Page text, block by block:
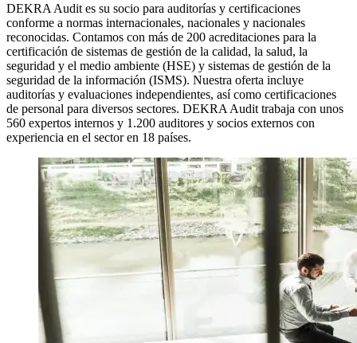
DEKRA Audit es su socio para auditorías y certificaciones
conforme a normas internacionales, nacionales y nacionales
reconocidas. Contamos con más de 200 acreditaciones para la
certificación de sistemas de gestión de la calidad, la salud, la
seguridad y el medio ambiente (HSE) y sistemas de gestión de la
seguridad de la información (ISMS). Nuestra oferta incluye
auditorías y evaluaciones independientes, así como certificaciones
de personal para diversos sectores. DEKRA Audit trabaja con unos
560 expertos internos y 1.200 auditores y socios externos con
experiencia en el sector en 18 países.